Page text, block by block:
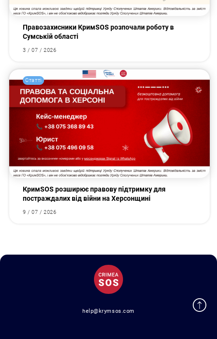
Правозахисники КримSOS розпочали роботу в
Сумській області
3 / 07 / 2026
Статті
КримSOS розширює правову підтримку для
постраждалих від війни на Херсонщині
9 / 07 / 2026
help@krymsos.com